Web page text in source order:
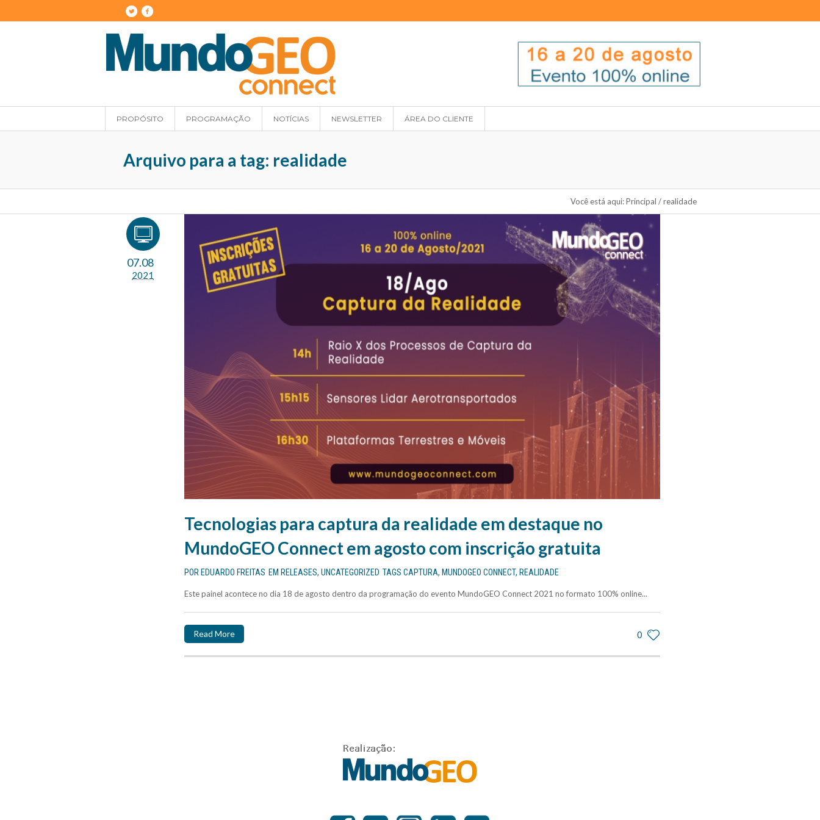
PROPÓSITO PROGRAMAÇÃO NOTÍCIAS NEWSLETTER ÁREA DO CLIENTE
Arquivo para a tag: realidade
Você está aqui:Principal /realidade
07.08
2021
Tecnologias para captura da realidade em destaque no
MundoGEO Connect em agosto com inscrição gratuita
POR EDUARDO FREITAS EM RELEASES, UNCATEGORIZED TAGS CAPTURA, MUNDOGEO CONNECT, REALIDADE
Este painel acontece no dia 18 de agosto dentro da programação do evento MundoGEO Connect 2021 no formato 100% online...
0
Read More